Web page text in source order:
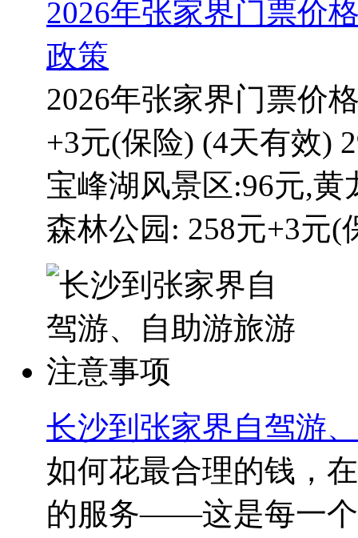
2026年张家界门票价
政策
2026年张家界门票价
+3元(保险) (4天有效)
宝峰湖风景区:96元,
森林公园: 258元+3元(
长沙到张家界自驾游
如何花最合理的钱，
的服务——这是每一个